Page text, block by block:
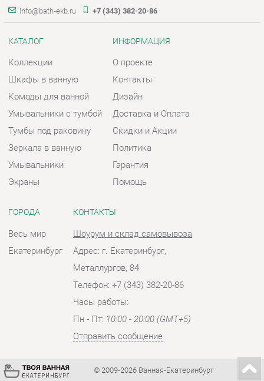
Умывальники с тумбой
Тумбы под раковину
Зеркала в ванную
Умывальники
Экраны
Доставка и Оплата
Скидки и Акции
Политика
Гарантия
Помощь
ГОРОДА КОНТАКТЫ
Металлургов, 84
Телефон: +7 (343) 382-20-86
© 2009-2026 Ванная-Екатеринбург